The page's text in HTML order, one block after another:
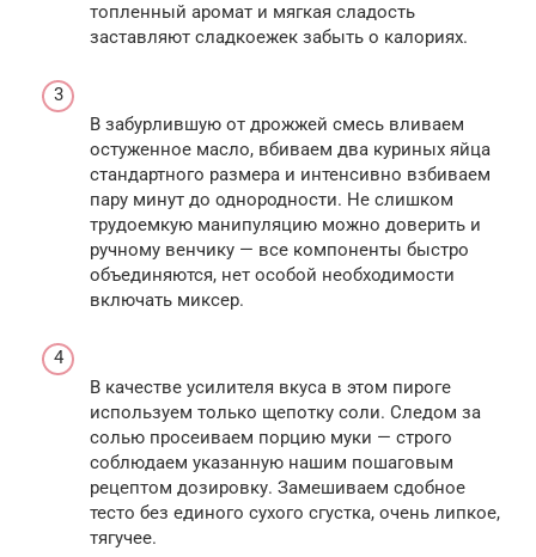
топленный аромат и мягкая сладость
заставляют сладкоежек забыть о калориях.
В забурлившую от дрожжей смесь вливаем
остуженное масло, вбиваем два куриных яйца
стандартного размера и интенсивно взбиваем
пару минут до однородности. Не слишком
трудоемкую манипуляцию можно доверить и
ручному венчику — все компоненты быстро
объединяются, нет особой необходимости
включать миксер.
В качестве усилителя вкуса в этом пироге
используем только щепотку соли. Следом за
солью просеиваем порцию муки — строго
соблюдаем указанную нашим пошаговым
рецептом дозировку. Замешиваем сдобное
тесто без единого сухого сгустка, очень липкое,
тягучее.